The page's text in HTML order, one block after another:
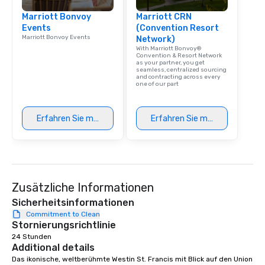
experience with three
signature dishes at
Our affordable tours
included. The only
are drinks. However,
package upgrade is
Our exclusive
ultimate networking
right of you. Because
Marriott Bonvoy
Events
Marriott Bonvoy Events
Erfahren Sie mehr
Marriott CRN
(Convention Resort
Network)
With Marriott Bonvoy®
Convention & Resort Network
as your partner, you get
seamless, centralized sourcing
and contracting across every
one of our part
Erfahren Sie mehr
Zusätzliche Informationen
Sicherheitsinformationen
Commitment to Clean
Stornierungsrichtlinie
24 Stunden
Additional details
Das ikonische, weltberühmte Westin St. Francis mit Blick auf den Union